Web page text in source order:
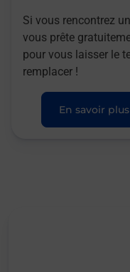
Si vous rencontrez
vous prête
pour vous laisser le
remplacer !
En savoir